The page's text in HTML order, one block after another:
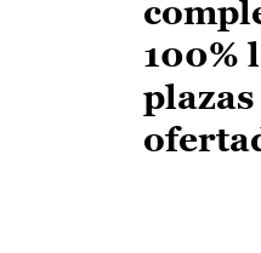
100%
plazas